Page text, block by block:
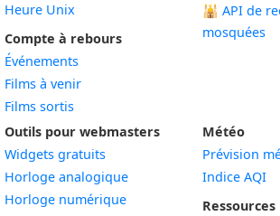
Heure Unix
Compte à rebours
Événements
Films à venir
Films sortis
🕌 API de
mosquées
Outils pour webmasters
Widgets gratuits
Horloge analogiqueWidget
Horloge numériqueWidget
Météo
Prévision
Indice AQI
Ressources